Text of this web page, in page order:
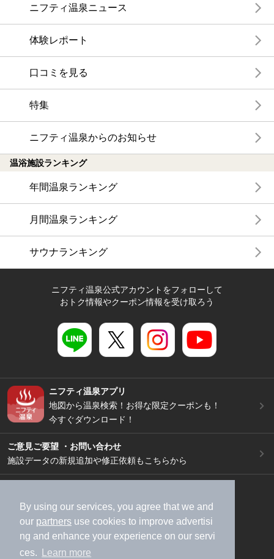
By using our services, you agree that we and
our partners use cookies to improve advertisi
ng and enhance your experience on our servi
ces.
Learn more
ニフティ温泉ニュース
体験レポート
口コミを見る
特集
ニフティ温泉からのお知らせ
温浴施設ランキング
年間温泉ランキング
月間温泉ランキング
サウナランキング
ニフティ温泉公式アカウントをフォローして
おトク情報やクーポン情報を受け取ろう
ニフティ温泉アプリ
地図から温泉検索！お得な限定クーポンも！
今すぐダウンロード！
ご意見ご要望 ・お問い合わせ
施設データの新規追加や修正依頼もこちらから
加盟店募集（資料請求）
広告出稿のご案内
利用規約
ライフスタイルMEMBERS+規約
特定商取引法に基づく表記
ヘルプ
採用情報
運営会社